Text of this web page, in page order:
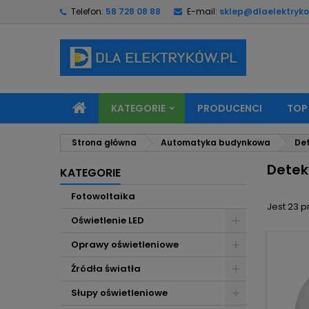
Telefon: 58 728 08 88 E-mail:
KATEGORIE PRODUCENCI
Strona główna Automatyka budynkowa
KATEGORIE
Fotowoltaika
Oświetlenie LED
Oprawy oświetleniowe
Źródła światła
Słupy oświetleniowe
Jest 23